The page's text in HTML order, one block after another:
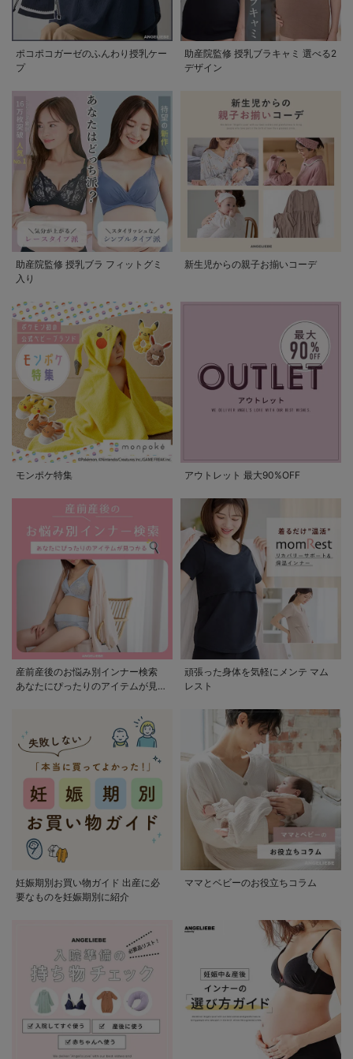
ポコポコガーゼのふんわり授乳ケー
プ
助産院監修 授乳ブラキャミ 選べる2
デザイン
助産院監修 授乳ブラ フィットグミ
入り
新生児からの親子お揃いコーデ
モンポケ特集 アウトレット 最大90%OFF
産前産後のお悩み別インナー検索
あなたにぴったりのアイテムが見つ
頑張った身体を気軽にメンテ マム
レスト
妊娠期別お買い物ガイド 出産に必
要なものを妊娠期別に紹介
ママとベビーのお役立ちコラム